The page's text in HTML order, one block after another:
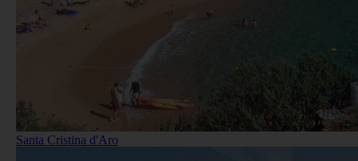
Santa Cristina d'Aro